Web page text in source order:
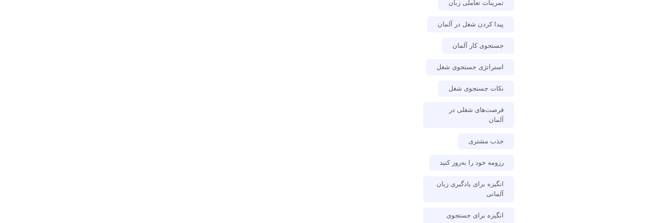
تمرینات تعاملی زبان
پیدا کردن شغل در آلمان
جستجوی کار آلمان
استراتژی جستجوی شغل
نکات جستجوی شغل
فرصت‌های شغلی در
آلمان
جذب مشتری
رزومه خود را به‌روز کنید
انگیزه برای یادگیری زبان
آلمانی
انگیزه برای جستجوی